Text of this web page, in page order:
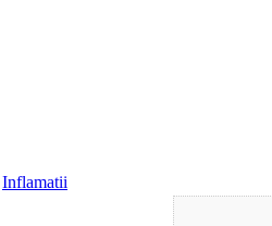
Inflamatii